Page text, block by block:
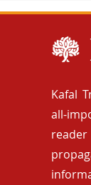
Kafal
all-